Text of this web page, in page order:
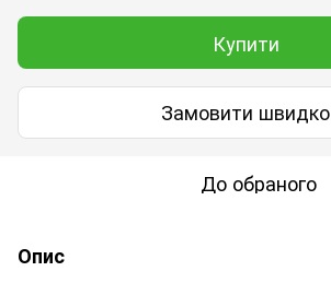
Купити
Замовити швидко
До обраного
Опис